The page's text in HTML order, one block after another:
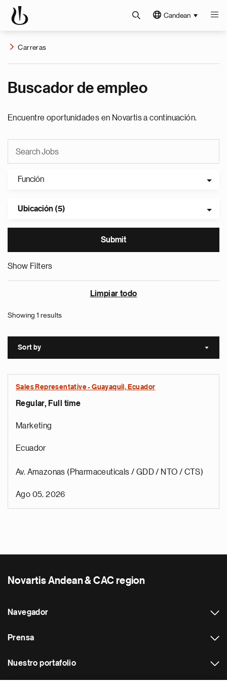
Candean
Carreras
Buscador de empleo
Encuentre oportunidades en Novartis a continuación.
Función
Ubicación (5)
Show Filters
Limpiar todo
Showing 1 results
Sort by Sort
Sales Representative - Guayaquil, Ecuador
Regular, Full time
Marketing
Ecuador
Av. Amazonas (Pharmaceuticals / GDD / NTO / CTS)
Ago 05, 2026
Novartis Andean & CAC region
Navegador
Prensa
Nuestro portafolio